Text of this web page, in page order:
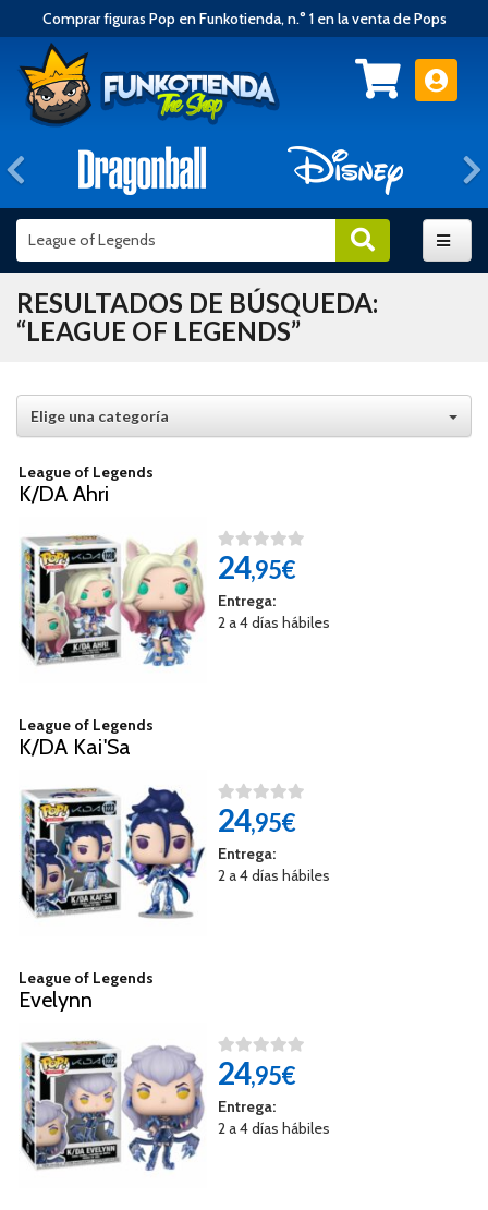
Comprar figuras Pop en Funkotienda, n.° 1 en la venta de Pops
Anterior
RESULTADOS DE BÚSQUEDA:
“LEAGUE OF LEGENDS”
Elige una categoría
League of Legends
K/DA Ahri
24,95€
Entrega:
2 a 4 días hábiles
League of Legends
K/DA Kai'Sa
24,95€
Entrega:
2 a 4 días hábiles
League of Legends
Evelynn
24,95€
Entrega:
2 a 4 días hábiles